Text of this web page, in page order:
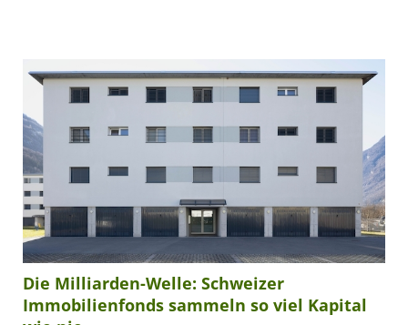
Die Milliarden-Welle: Schweizer
Immobilienfonds sammeln so viel Kapital